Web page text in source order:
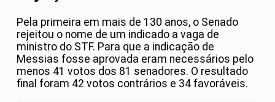
Pela primeira em mais de 130 anos, o Senado
rejeitou o nome de um indicado a vaga de
ministro do STF. Para que a indicação de
Messias fosse aprovada eram necessários pelo
menos 41 votos dos 81 senadores. O resultado
final foram 42 votos contrários e 34 favoráveis.